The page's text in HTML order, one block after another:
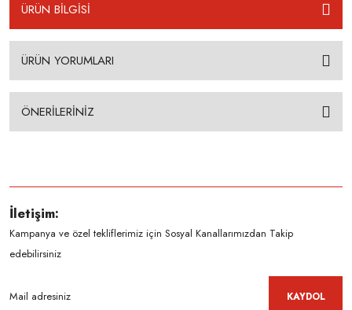
ÜRÜN BİLGİSİ
ÜRÜN YORUMLARI
ÖNERİLERİNİZ
İletişim:
Kampanya ve özel tekliflerimiz için Sosyal Kanallarımızdan Takip
edebilirsiniz
KAYDOL